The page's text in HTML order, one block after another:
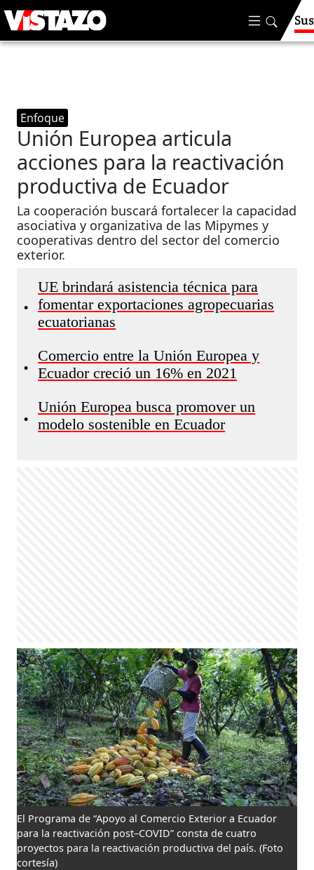
Enfoque
Unión Europea articula
acciones para la reactivación
productiva de Ecuador
La cooperación buscará fortalecer la capacidad
asociativa y organizativa de las Mipymes y
cooperativas dentro del sector del comercio
exterior.
•
UE brindará asistencia técnica para
fomentar exportaciones agropecuarias
ecuatorianas
•
Comercio entre la Unión Europea y
Ecuador creció un 16% en 2021
•
Unión Europea busca promover un
modelo sostenible en Ecuador
El Programa de “Apoyo al Comercio Exterior a Ecuador
para la reactivación post–COVID” consta de cuatro
proyectos para la reactivación productiva del país. (Foto
cortesía)